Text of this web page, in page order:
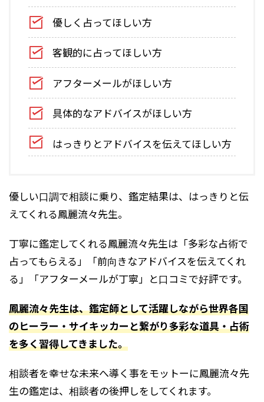
優しく占ってほしい方
客観的に占ってほしい方
アフターメールがほしい方
具体的なアドバイスがほしい方
はっきりとアドバイスを伝えてほしい方
優しい口調で相談に乗り、鑑定結果は、はっきりと伝
えてくれる鳳麗流々先生。
丁寧に鑑定してくれる鳳麗流々先生は「多彩な占術で
占ってもらえる」「前向きなアドバイスを伝えてくれ
る」「アフターメールが丁寧」と口コミで好評です。
鳳麗流々先生は、鑑定師として活躍しながら世界各国
のヒーラー・サイキッカーと繋がり多彩な道具・占術
を多く習得してきました。
相談者を幸せな未来へ導く事をモットーに鳳麗流々先
生の鑑定は、相談者の後押しをしてくれます。